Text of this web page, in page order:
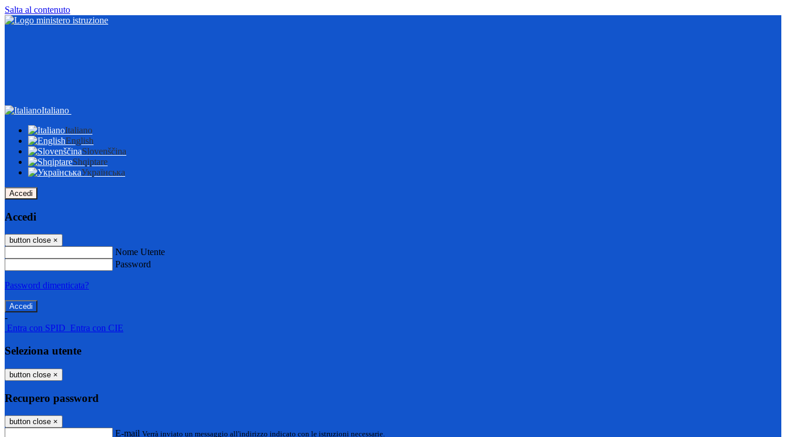
Salta al contenuto
Italiano
Italiano
English
Slovenščina
Shqiptare
Українська
Accedi
Accedi
button close ×
Nome Utente
Password
Password dimenticata?
-
Entra con SPID Entra con CIE
Seleziona utente
button close ×
Recupero password
button close ×
E-mail Verrà inviato un messaggio all'indirizzo indicato con le istruzioni necessarie.